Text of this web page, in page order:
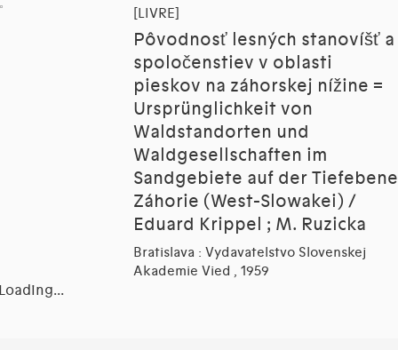
[LIVRE]
Pôvodnosť lesných stanovíšť a
spoločenstiev v oblasti
pieskov na záhorskej nížine =
Ursprünglichkeit von
Waldstandorten und
Waldgesellschaften im
Sandgebiete auf der Tiefebene
Záhorie (West-Slowakei) /
Eduard Krippel ; M. Ruzicka
Bratislava : Vydavatelstvo Slovenskej
Akademie Vied , 1959